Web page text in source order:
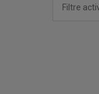
Filtre